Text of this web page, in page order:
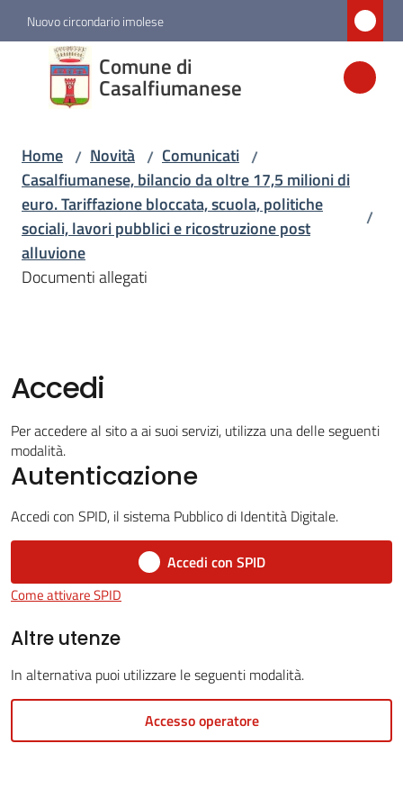
Vai al contenuto
Vai alla navigazione
Vai al footer
Nuovo circondario imolese
Comune di
Casalfiumanese
Comune di
Casalfiumanese
Amministrazione
Novità
Menu selezionato
Casalfiumanese
5x1000
Servizi
line
Tutti
gli
argomenti
Home / Novità / Comunicati /
Casalfiumanese, bilancio da oltre 17,5 milioni di
euro. Tariffazione bloccata, scuola, politiche
sociali, lavori pubblici e ricostruzione post
alluvione
/
Documenti allegati
Accedi
Per accedere al sito a ai suoi servizi, utilizza una delle seguenti
modalità.
Autenticazione
Accedi con SPID, il sistema Pubblico di Identità Digitale.
Accedi con SPID
Come attivare SPID
Altre utenze
In alternativa puoi utilizzare le seguenti modalità.
Accesso operatore